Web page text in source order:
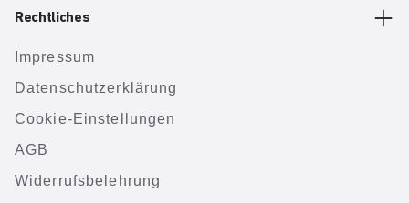
Rechtliches
Impressum
Datenschutzerklärung
Cookie-Einstellungen
AGB
Widerrufsbelehrung